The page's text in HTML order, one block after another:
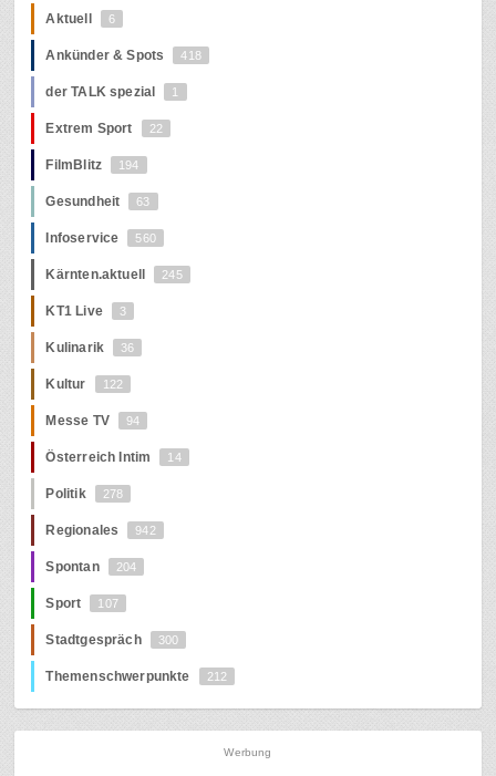
Aktuell 6
Ankünder & Spots 418
der TALK spezial 1
Extrem Sport 22
FilmBlitz 194
Gesundheit 63
Infoservice 560
Kärnten.aktuell 245
KT1 Live 3
Kulinarik 36
Kultur 122
Messe TV 94
Österreich Intim 14
Politik 278
Regionales 942
Spontan 204
Sport 107
Stadtgespräch 300
Themenschwerpunkte 212
Werbung